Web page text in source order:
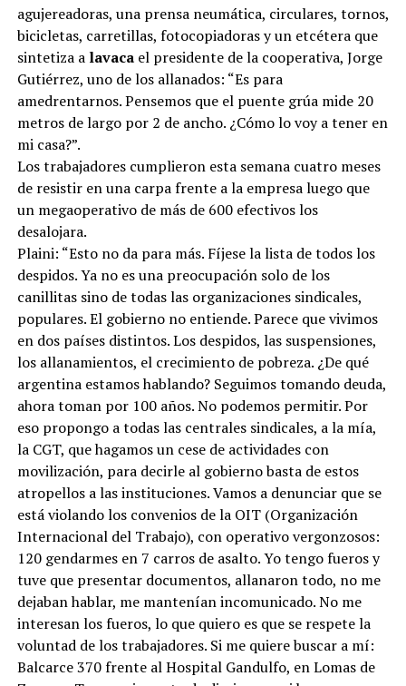
agujereadoras, una prensa neumática, circulares, tornos,
bicicletas, carretillas, fotocopiadoras y un etcétera que
sintetiza a lavaca el presidente de la cooperativa, Jorge
Gutiérrez, uno de los allanados: “Es para
amedrentarnos. Pensemos que el puente grúa mide 20
metros de largo por 2 de ancho. ¿Cómo lo voy a tener en
mi casa?”.
Los trabajadores cumplieron esta semana cuatro meses
de resistir en una carpa frente a la empresa luego que
un megaoperativo de más de 600 efectivos los
desalojara.
Plaini: “Esto no da para más. Fíjese la lista de todos los
despidos. Ya no es una preocupación solo de los
canillitas sino de todas las organizaciones sindicales,
populares. El gobierno no entiende. Parece que vivimos
en dos países distintos. Los despidos, las suspensiones,
los allanamientos, el crecimiento de pobreza. ¿De qué
argentina estamos hablando? Seguimos tomando deuda,
ahora toman por 100 años. No podemos permitir. Por
eso propongo a todas las centrales sindicales, a la mía,
la CGT, que hagamos un cese de actividades con
movilización, para decirle al gobierno basta de estos
atropellos a las instituciones. Vamos a denunciar que se
está violando los convenios de la OIT (Organización
Internacional del Trabajo), con operativo vergonzosos:
120 gendarmes en 7 carros de asalto. Yo tengo fueros y
tuve que presentar documentos, allanaron todo, no me
dejaban hablar, me mantenían incomunicado. No me
interesan los fueros, lo que quiero es que se respete la
voluntad de los trabajadores. Si me quiere buscar a mí:
Balcarce 370 frente al Hospital Gandulfo, en Lomas de